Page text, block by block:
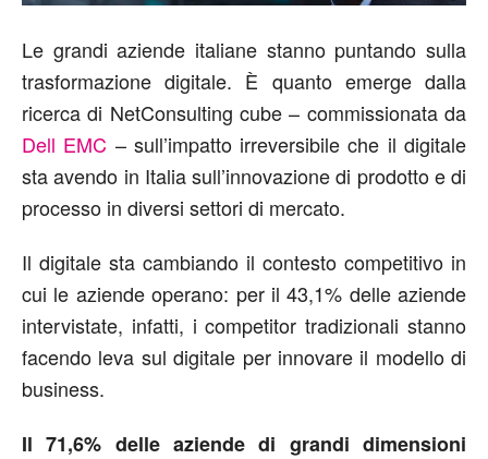
Le grandi aziende italiane stanno puntando sulla
trasformazione digitale. È quanto emerge dalla
ricerca di NetConsulting cube – commissionata da
Dell EMC – sull’impatto irreversibile che il digitale
sta avendo in Italia sull’innovazione di prodotto e di
processo in diversi settori di mercato.
Il digitale sta cambiando il contesto competitivo in
cui le aziende operano: per il 43,1% delle aziende
intervistate, infatti, i competitor tradizionali stanno
facendo leva sul digitale per innovare il modello di
business.
Il 71,6% delle aziende di grandi dimensioni